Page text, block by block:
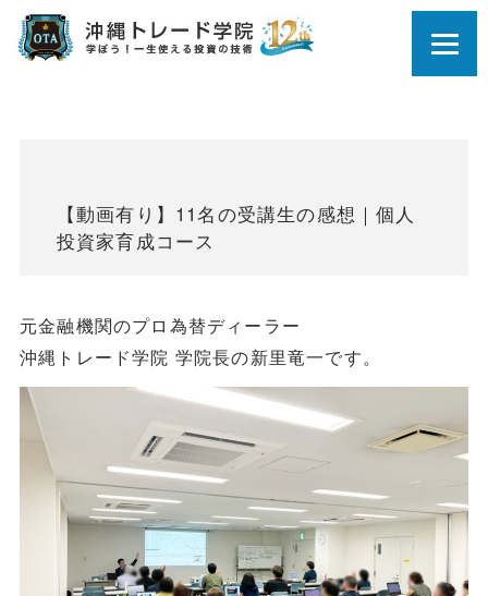
【動画有り】11名の受講生の感想｜個人
投資家育成コース
元金融機関のプロ為替ディーラー
沖縄トレード学院 学院長の新里竜一です。